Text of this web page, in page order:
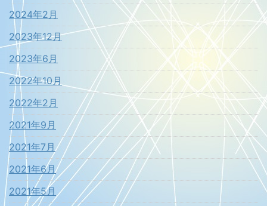
2024年2月
2023年12月
2023年6月
2022年10月
2022年2月
2021年9月
2021年7月
2021年6月
2021年5月